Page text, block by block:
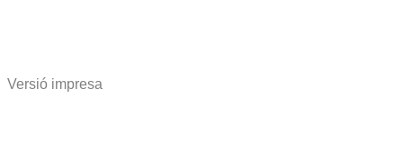
Versió impresa